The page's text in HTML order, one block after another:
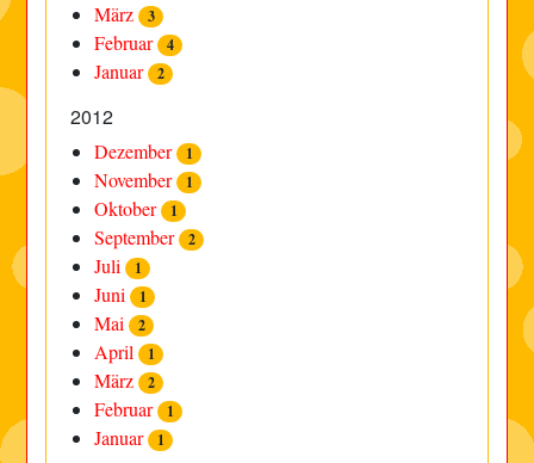
März 3
Februar 4
Januar 2
2012
Dezember 1
November 1
Oktober 1
September 2
Juli 1
Juni 1
Mai 2
April 1
März 2
Februar 1
Januar 1